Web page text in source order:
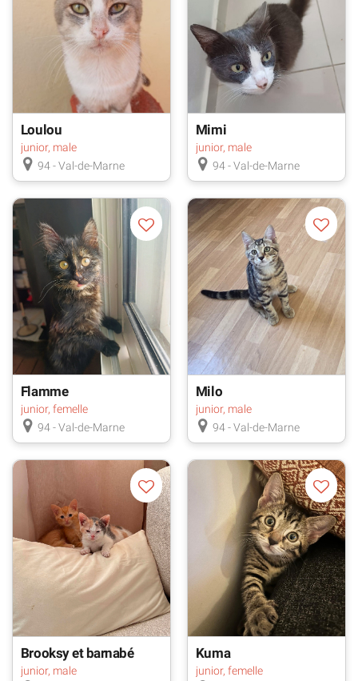
Loulou
junior, male
94 - Val-de-Marne
Mimi
junior, male
94 - Val-de-Marne
Flamme
junior, femelle
94 - Val-de-Marne
Milo
junior, male
94 - Val-de-Marne
Brooksy et barnabé
junior, male
Kuma
junior, femelle